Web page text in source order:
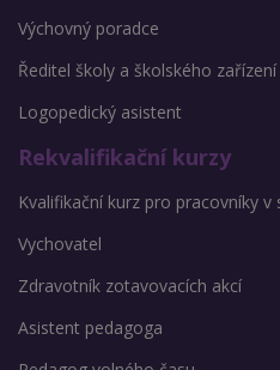
Výchovný poradce
Ředitel školy a školského zařízení
Logopedický asistent
Rekvalifikační kurzy
Kvalifikační kurz pro pracovníky v
Vychovatel
Zdravotník zotavovacích akcí
Asistent pedagoga